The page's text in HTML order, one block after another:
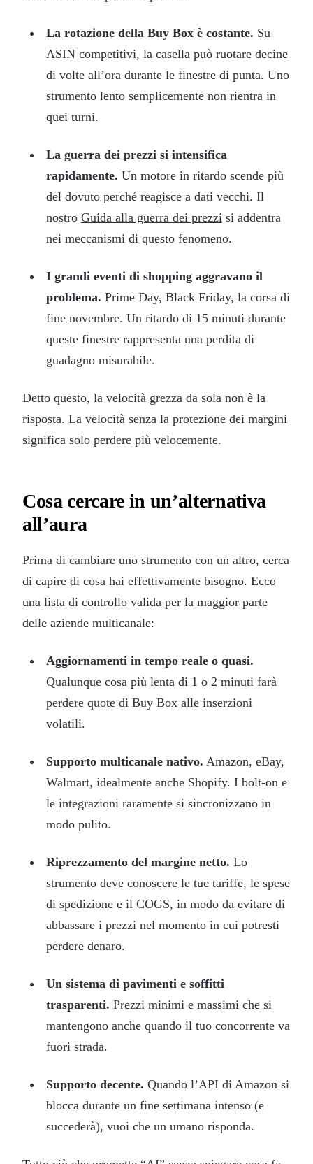
La rotazione della Buy Box è costante. Su
ASIN competitivi, la casella può ruotare decine
di volte all’ora durante le finestre di punta. Uno
strumento lento semplicemente non rientra in
quei turni.
La guerra dei prezzi si intensifica
rapidamente. Un motore in ritardo scende più
del dovuto perché reagisce a dati vecchi. Il
nostro Guida alla guerra dei prezzi si addentra
nei meccanismi di questo fenomeno.
I grandi eventi di shopping aggravano il
problema. Prime Day, Black Friday, la corsa di
fine novembre. Un ritardo di 15 minuti durante
queste finestre rappresenta una perdita di
guadagno misurabile.
Detto questo, la velocità grezza da sola non è la
risposta. La velocità senza la protezione dei margini
significa solo perdere più velocemente.
Cosa cercare in un’alternativa
all’aura
Prima di cambiare uno strumento con un altro, cerca
di capire di cosa hai effettivamente bisogno. Ecco
una lista di controllo valida per la maggior parte
delle aziende multicanale:
Aggiornamenti in tempo reale o quasi.
Qualunque cosa più lenta di 1 o 2 minuti farà
perdere quote di Buy Box alle inserzioni
volatili.
Supporto multicanale nativo. Amazon, eBay,
Walmart, idealmente anche Shopify. I bolt-on e
le integrazioni raramente si sincronizzano in
modo pulito.
Riprezzamento del margine netto. Lo
strumento deve conoscere le tue tariffe, le spese
di spedizione e il COGS, in modo da evitare di
abbassare i prezzi nel momento in cui potresti
perdere denaro.
Un sistema di pavimenti e soffitti
trasparenti. Prezzi minimi e massimi che si
mantengono anche quando il tuo concorrente va
fuori strada.
Supporto decente. Quando l’API di Amazon si
blocca durante un fine settimana intenso (e
succederà), vuoi che un umano risponda.